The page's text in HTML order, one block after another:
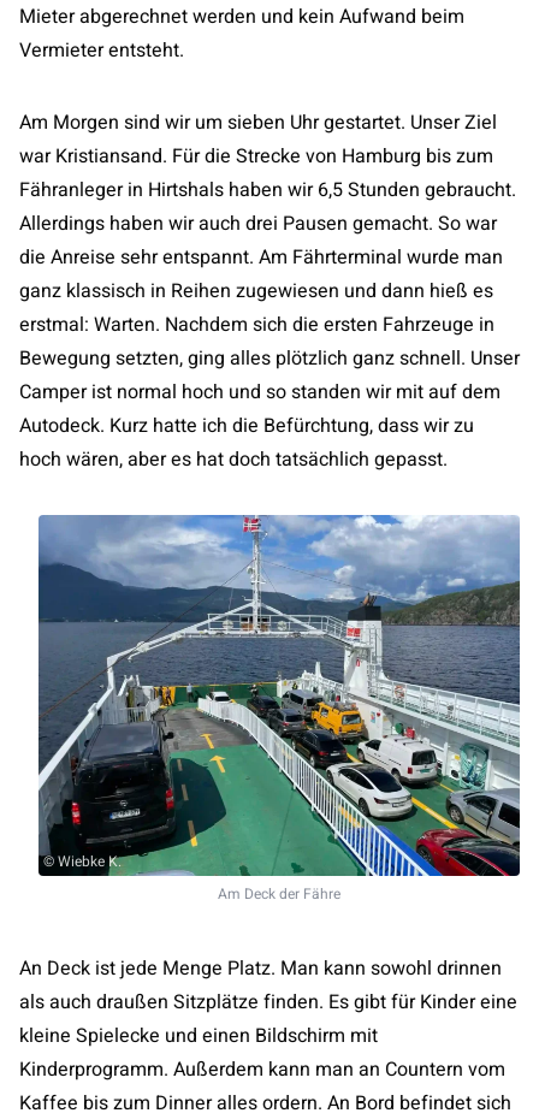
Mieter abgerechnet werden und kein Aufwand beim
Vermieter entsteht.
Am Morgen sind wir um sieben Uhr gestartet. Unser Ziel
war Kristiansand. Für die Strecke von Hamburg bis zum
Fähranleger in Hirtshals haben wir 6,5 Stunden gebraucht.
Allerdings haben wir auch drei Pausen gemacht. So war
die Anreise sehr entspannt. Am Fährterminal wurde man
ganz klassisch in Reihen zugewiesen und dann hieß es
erstmal: Warten. Nachdem sich die ersten Fahrzeuge in
Bewegung setzten, ging alles plötzlich ganz schnell. Unser
Camper ist normal hoch und so standen wir mit auf dem
Autodeck. Kurz hatte ich die Befürchtung, dass wir zu
hoch wären, aber es hat doch tatsächlich gepasst.
© Wiebke K.
Am Deck der Fähre
An Deck ist jede Menge Platz. Man kann sowohl drinnen
als auch draußen Sitzplätze finden. Es gibt für Kinder eine
kleine Spielecke und einen Bildschirm mit
Kinderprogramm. Außerdem kann man an Countern vom
Kaffee bis zum Dinner alles ordern. An Bord befindet sich